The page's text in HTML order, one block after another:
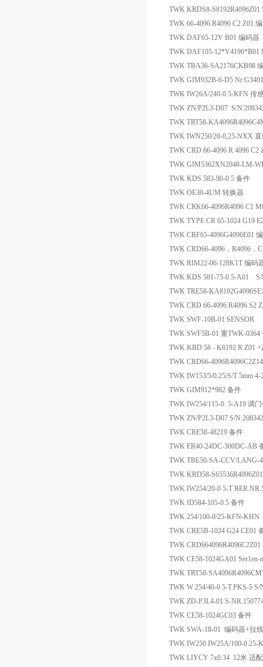
TWK KRDS8-S8192R4096Z01
TWK 66-4096.R4096 C2 Z01
TWK DAF65-12V B01 编码器
TWK DAF105-12*V4196*B01
TWK TBA36-SA2176CKB98
TWK GIM932B-6-D5
TWK IW26A/240-0.5-KFN 传
TWK ZN/P2L3-D07 S/
TWK TRT58-
TWK IWN250/20-0,25-NXX
TWK CRD 66-4096 R 4096 C2
TWK GIM5362XN2048-LM-
TWK KDS 583-90-0.5 备件
TWK OE30-4UM 转换器
TWK CRK66-4096R4096 C1
TWK TYPE:CR 65-1024 G19
TWK CRF65-4096G4096E01
TWK CRD66-4096，R4096，
TWK RIM22-06-128K1T 编码
TWK KDS 581-75-0.5-A01 S/
TWK TRE58-
TWK CRD 66-4096.R4096 S2
TWK SWF-10B-01 SENSOR
TWK SWF5B-01 重TWK-0364
TWK KBD 58 - K8192 R Z01
TWK CRD66-
TWK IW153/5/0.25/S/T 5mm
TWK GIM912*982 备件
TWK IW254/115-0 5-A19 调
TWK ZN/P2L3-D07 S/
TWK CRE58-48219 备件
TWK ER40-24DC-300DC-AB
TWK TBE50-SA-CCV/LANG-
TWK KRD58-
TWK IW254/20-0 5-T
TWK ID584-105-0.5 备件
TWK 254/100-0/25-KFN-KHN
TWK CRE5B-1024 G24 CE01
TWK
TWK CE58-1024GA01 Ser1en-
TWK TRT58-
TWK W 254/40-0.5-T.PKS-5
TWK ZD-P3L4-01 S-
TWK CE58-1024GC03 备件
TWK SWA-18-01 编码器+拉
TWK IW250 IW25A/100-
TWK LIYCY 7x0.34 12米 适